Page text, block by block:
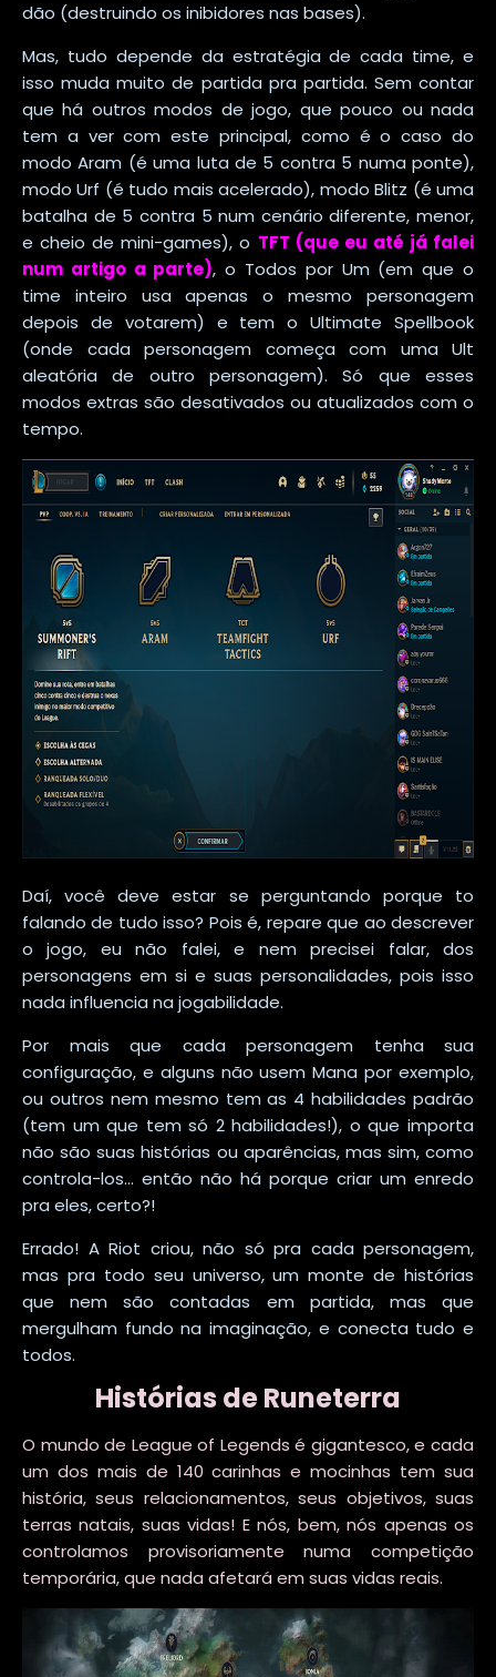
dão (destruindo os inibidores nas bases).
Mas, tudo depende da estratégia de cada time, e
isso muda muito de partida pra partida. Sem contar
que há outros modos de jogo, que pouco ou nada
tem a ver com este principal, como é o caso do
modo Aram (é uma luta de 5 contra 5 numa ponte),
modo Urf (é tudo mais acelerado), modo Blitz (é uma
batalha de 5 contra 5 num cenário diferente, menor,
e cheio de mini-games), o TFT (que eu até já falei
num artigo a parte), o Todos por Um (em que o
time inteiro usa apenas o mesmo personagem
depois de votarem) e tem o Ultimate Spellbook
(onde cada personagem começa com uma Ult
aleatória de outro personagem). Só que esses
modos extras são desativados ou atualizados com o
tempo.
Daí, você deve estar se perguntando porque to
falando de tudo isso? Pois é, repare que ao descrever
o jogo, eu não falei, e nem precisei falar, dos
personagens em si e suas personalidades, pois isso
nada influencia na jogabilidade.
Por mais que cada personagem tenha sua
configuração, e alguns não usem Mana por exemplo,
ou outros nem mesmo tem as 4 habilidades padrão
(tem um que tem só 2 habilidades!), o que importa
não são suas histórias ou aparências, mas sim, como
controla-los... então não há porque criar um enredo
pra eles, certo?!
Errado! A Riot criou, não só pra cada personagem,
mas pra todo seu universo, um monte de histórias
que nem são contadas em partida, mas que
mergulham fundo na imaginação, e conecta tudo e
todos.
Histórias de Runeterra
O mundo de League of Legends é gigantesco, e cada
um dos mais de 140 carinhas e mocinhas tem sua
história, seus relacionamentos, seus objetivos, suas
terras natais, suas vidas! E nós, bem, nós apenas os
controlamos provisoriamente numa competição
temporária, que nada afetará em suas vidas reais.